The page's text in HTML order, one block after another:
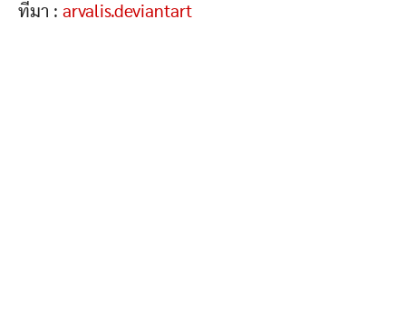
ที่มา : arvalis.deviantart